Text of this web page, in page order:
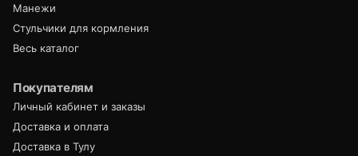
Манежи
Стульчики для кормления
Весь каталог
Покупателям
Личный кабинет и заказы
Доставка и оплата
Доставка в Тулу